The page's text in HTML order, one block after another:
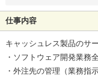
仕事内容
キャッシュレス製品のサ
・ソフトウェア開発業務
・外注先の管理（業務指